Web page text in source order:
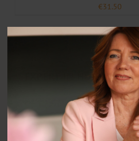
€31.50
EXPERT IN
De Beautycoach brengt
schoonheid naar voren
huidverzorging en leert je